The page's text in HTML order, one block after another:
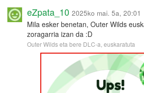
eZpata_10 2025ko mai. 5a, 20:01
Mila esker benetan, Outer Wilds
zoragarria izan da :D
Outer Wilds eta bere DLC-a, euskaratuta